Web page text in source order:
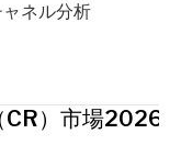
ネル分析
）市場2026年